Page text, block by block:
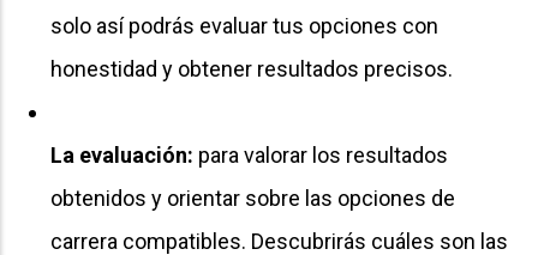
solo así podrás evaluar tus opciones con
honestidad y obtener resultados precisos.
La evaluación: para valorar los resultados
obtenidos y orientar sobre las opciones de
carrera compatibles. Descubrirás cuáles son las